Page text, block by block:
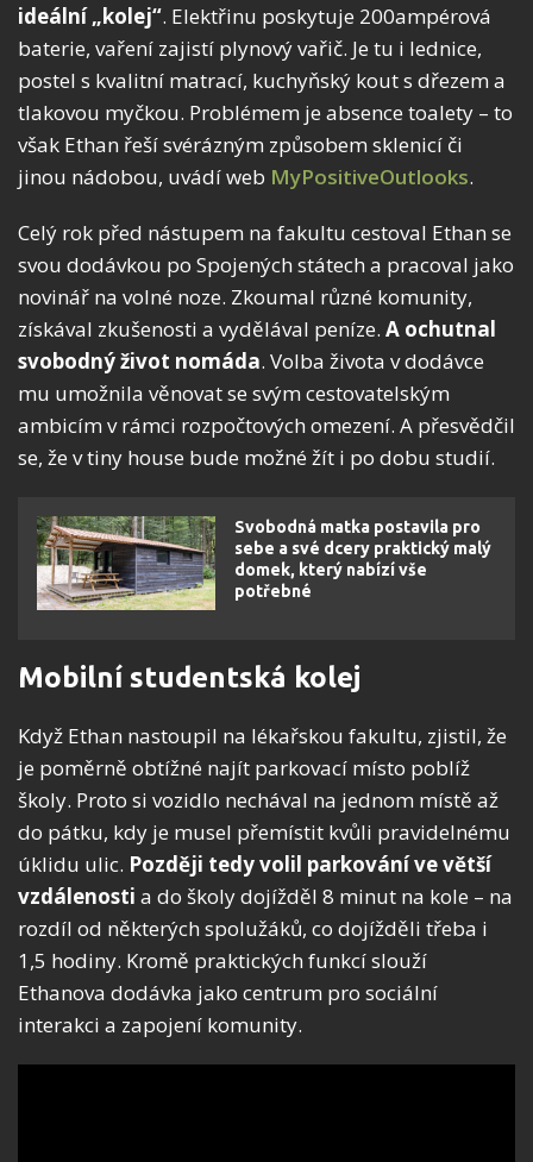
ideální „kolej“. Elektřinu poskytuje 200ampérová
baterie, vaření zajistí plynový vařič. Je tu i lednice,
postel s kvalitní matrací, kuchyňský kout s dřezem a
tlakovou myčkou. Problémem je absence toalety – to
však Ethan řeší svérázným způsobem sklenicí či
jinou nádobou, uvádí web MyPositiveOutlooks.
Celý rok před nástupem na fakultu cestoval Ethan se
svou dodávkou po Spojených státech a pracoval jako
novinář na volné noze. Zkoumal různé komunity,
získával zkušenosti a vydělával peníze. A ochutnal
svobodný život nomáda. Volba života v dodávce
mu umožnila věnovat se svým cestovatelským
ambicím v rámci rozpočtových omezení. A přesvědčil
se, že v tiny house bude možné žít i po dobu studií.
Svobodná matka postavila pro
sebe a své dcery praktický malý
domek, který nabízí vše
potřebné
Mobilní studentská kolej
Když Ethan nastoupil na lékařskou fakultu, zjistil, že
je poměrně obtížné najít parkovací místo poblíž
školy. Proto si vozidlo nechával na jednom místě až
do pátku, kdy je musel přemístit kvůli pravidelnému
úklidu ulic. Později tedy volil parkování ve větší
vzdálenosti a do školy dojížděl 8 minut na kole – na
rozdíl od některých spolužáků, co dojížděli třeba i
1,5 hodiny. Kromě praktických funkcí slouží
Ethanova dodávka jako centrum pro sociální
interakci a zapojení komunity.